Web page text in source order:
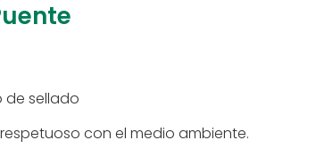
de sellado
con el medio ambiente.